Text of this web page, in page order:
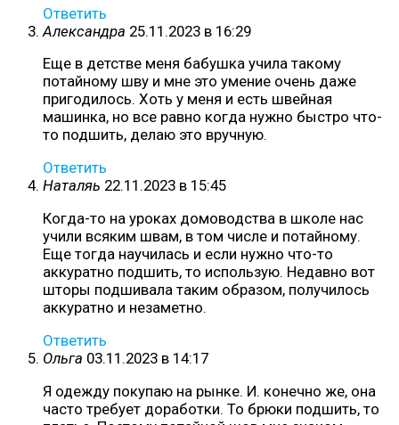
Ответить
Александра 25.11.2023 в 16:29
Еще в детстве меня бабушка учила такому
потайному шву и мне это умение очень даже
пригодилось. Хоть у меня и есть швейная
машинка, но все равно когда нужно быстро что-
то подшить, делаю это вручную.
Ответить
Наталяь 22.11.2023 в 15:45
Когда-то на уроках домоводства в школе нас
учили всяким швам, в том числе и потайному.
Еще тогда научилась и если нужно что-то
аккуратно подшить, то использую. Недавно вот
шторы подшивала таким образом, получилось
аккуратно и незаметно.
Ответить
Ольга 03.11.2023 в 14:17
Я одежду покупаю на рынке. И. конечно же, она
часто требует доработки. То брюки подшить, то